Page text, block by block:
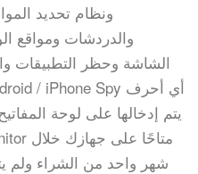
ونظام تحديد
والدردشات ومواقع
الشاشة وحظر التطبيقات
يتم إدخالها على لوحة
شهر واحد من الشراء ولم